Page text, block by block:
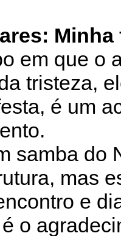
em que o
tristeza,
é um
samba do
mas
e
o